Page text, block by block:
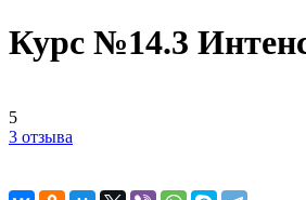
Курс №14.3
5
3 отзыва